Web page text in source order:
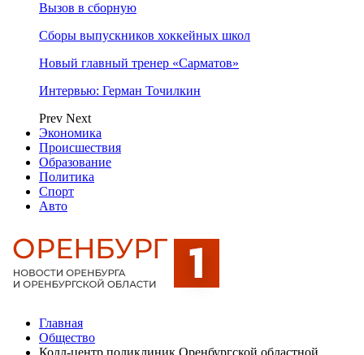
Вызов в сборную
Сборы выпускников хоккейных школ
Новый главный тренер «Сарматов»
Интервью: Герман Точилкин
Prev Next
Экономика
Происшествия
Образование
Политика
Спорт
Авто
Главная
Общество
Колл-центр поликлиник Оренбургской областной